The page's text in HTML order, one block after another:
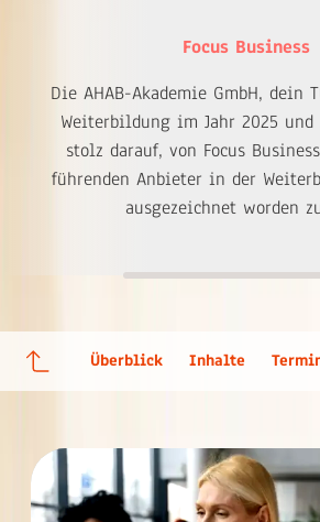
Focus Business
Die AHAB-Akademie GmbH, dein
Weiterbildung im Jahr 2025
stolz darauf, von Focus
führenden Anbieter in der
ausgezeichnet worden
Überblick Inhalte